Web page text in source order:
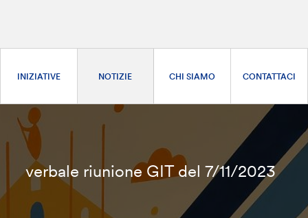
INIZIATIVE NOTIZIE CHI SIAMO CONTATTACI
verbale riunione GIT del 7/11/2023